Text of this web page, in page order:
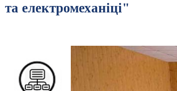
та електромеханіці"